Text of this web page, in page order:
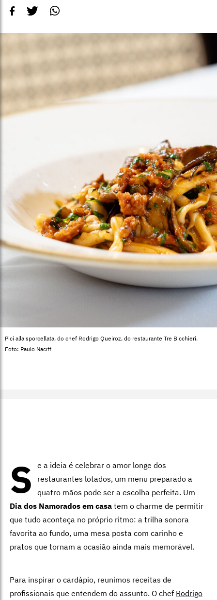
Pici alla sporcellata, do chef Rodrigo Queiroz, do restaurante Tre Bicchieri.
Foto: Paulo Naciff
S
e a ideia é celebrar o amor longe dos
restaurantes lotados, um menu preparado a
quatro mãos pode ser a escolha perfeita. Um
Dia dos Namorados em casa tem o charme de permitir
que tudo aconteça no próprio ritmo: a trilha sonora
favorita ao fundo, uma mesa posta com carinho e
pratos que tornam a ocasião ainda mais memorável.
Para inspirar o cardápio, reunimos receitas de
profissionais que entendem do assunto. O chef Rodrigo